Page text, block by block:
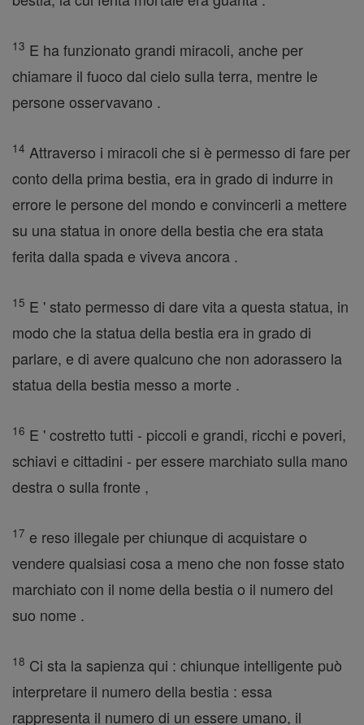
13 E ha funzionato grandi miracoli, anche per
chiamare il fuoco dal cielo sulla terra, mentre le
persone osservavano .
14 Attraverso i miracoli che si è permesso di fare per
conto della prima bestia, era in grado di indurre in
errore le persone del mondo e convincerli a mettere
su una statua in onore della bestia che era stata
ferita dalla spada e viveva ancora .
15 E ' stato permesso di dare vita a questa statua, in
modo che la statua della bestia era in grado di
parlare, e di avere qualcuno che non adorassero la
statua della bestia messo a morte .
16 E ' costretto tutti - piccoli e grandi, ricchi e poveri,
schiavi e cittadini - per essere marchiato sulla mano
destra o sulla fronte ,
17 e reso illegale per chiunque di acquistare o
vendere qualsiasi cosa a meno che non fosse stato
marchiato con il nome della bestia o il numero del
suo nome .
18 Ci sta la sapienza qui : chiunque intelligente può
interpretare il numero della bestia : essa
rappresenta il numero di un essere umano, il